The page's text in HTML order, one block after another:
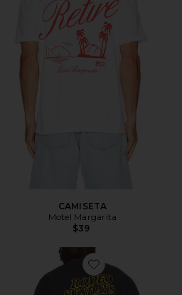
CAMISETA
Motel Margarita
$39
Favorite CAMISETA